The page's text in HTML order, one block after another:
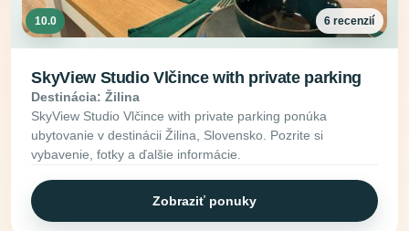
10.0 6 recenzií
SkyView Studio Vlčince with private parking
Destinácia: Žilina
SkyView Studio Vlčince with private parking ponúka
ubytovanie v destinácii Žilina, Slovensko. Pozrite si
vybavenie, fotky a ďalšie informácie.
Zobraziť ponuky